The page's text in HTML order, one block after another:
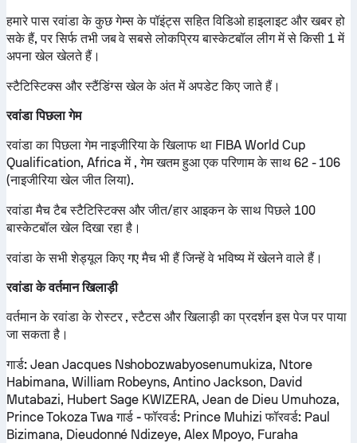
हमारे पास रवांडा के कुछ गेम्स के पॉइंट्स सहित विडिओ हाइलाइट और खबर हो
सके हैं, पर सिर्फ तभी जब वे सबसे लोकप्रिय बास्केटबॉल लीग में से किसी 1 में
अपना खेल खेलते हैं।
स्टैटिस्टिक्स और स्टैंडिंग्स खेल के अंत में अपडेट किए जाते हैं।
रवांडा पिछला गेम
रवांडा का पिछला गेम नाइजीरिया के खिलाफ था FIBA World Cup
Qualification, Africa में , गेम खतम हुआ एक परिणाम के साथ 62 - 106
(नाइजीरिया खेल जीत लिया).
रवांडा मैच टैब स्टैटिस्टिक्स और जीत/हार आइकन के साथ पिछले 100
बास्केटबॉल खेल दिखा रहा है।
रवांडा के सभी शेड्यूल किए गए मैच भी हैं जिन्हें वे भविष्य में खेलने वाले हैं।
रवांडा के वर्तमान खिलाड़ी
वर्तमान के रवांडा के रोस्टर , स्टैटस और खिलाड़ी का प्रदर्शन इस पेज पर पाया
जा सकता है।
गार्ड:Jean Jacques Nshobozwabyosenumukiza, Ntore
Habimana, William Robeyns, Antino Jackson, David
Mutabazi, Hubert Sage KWIZERA, Jean de Dieu Umuhoza,
Prince Tokoza Twaगार्ड - फॉरवर्ड: Prince Muhiziफॉरवर्ड:Paul
Bizimana, Dieudonné Ndizeye, Alex Mpoyo, Furaha